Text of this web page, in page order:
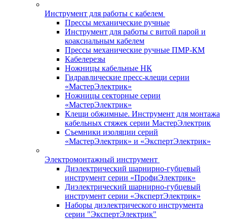
Инструмент для работы с кабелем
Прессы механические ручные
Инструмент для работы с витой парой и
коаксиальным кабелем
Прессы механические ручные ПМР-КМ
Кабелерезы
Ножницы кабельные НК
Гидравлические пресс-клещи серии
«МастерЭлектрик»
Ножницы секторные серии
«МастерЭлектрик»
Клещи обжимные. Инструмент для монтажа
кабельных стяжек серии МастерЭлектрик
Съемники изоляции серий
«МастерЭлектрик» и «ЭкспертЭлектрик»
Электромонтажный инструмент
Диэлектрический шарнирно-губцевый
инструмент серии «ПрофиЭлектрик»
Диэлектрический шарнирно-губцевый
инструмент серии «ЭкспертЭлектрик»
Наборы диэлектрического инструмента
серии "ЭкспертЭлектрик"